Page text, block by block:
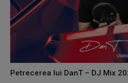
Petrecerea lui DanT – DJ Mix